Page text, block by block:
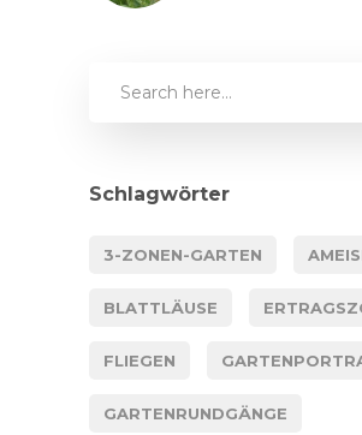
Schlagwörter
3-ZONEN-GARTEN
BLATTLÄUSE
FLIEGEN
GARTENRUNDGÄNGE